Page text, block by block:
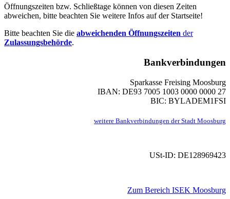
Öffnungszeiten bzw. Schließtage können von diesen Zeiten
abweichen, bitte beachten Sie weitere Infos auf der Startseite!
Bitte beachten Sie die abweichenden Öffnungszeiten der
Zulassungsbehörde.
Bankverbindungen
Sparkasse Freising Moosburg
IBAN: DE93 7005 1003 0000 0000 27
BIC: BYLADEM1FSI
weitere Bankverbindungen der Stadt Moosburg
USt-ID: DE128969423
Zum Bereich ISEK Moosburg